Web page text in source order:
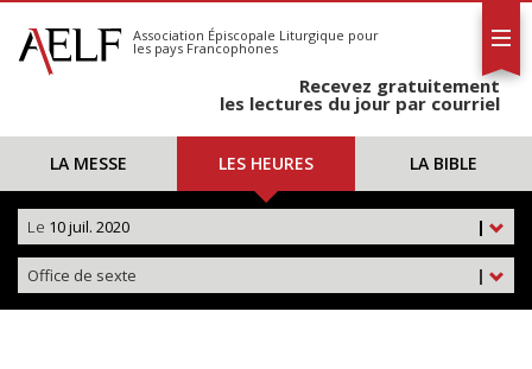
S'abonner
Calendrier
Association Épiscopale Liturgique pour
les pays Francophones
Recevez gratuitement
les lectures du jour par courriel
LA MESSE LES HEURES LA BIBLE
|
Le 10 juil. 2020
|
Office de sexte